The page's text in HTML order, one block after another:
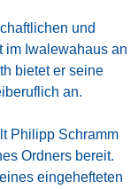
und
im Iwalewahaus an
bietet er seine
an.
Philipp Schramm
Ordners bereit.
eingehefteten